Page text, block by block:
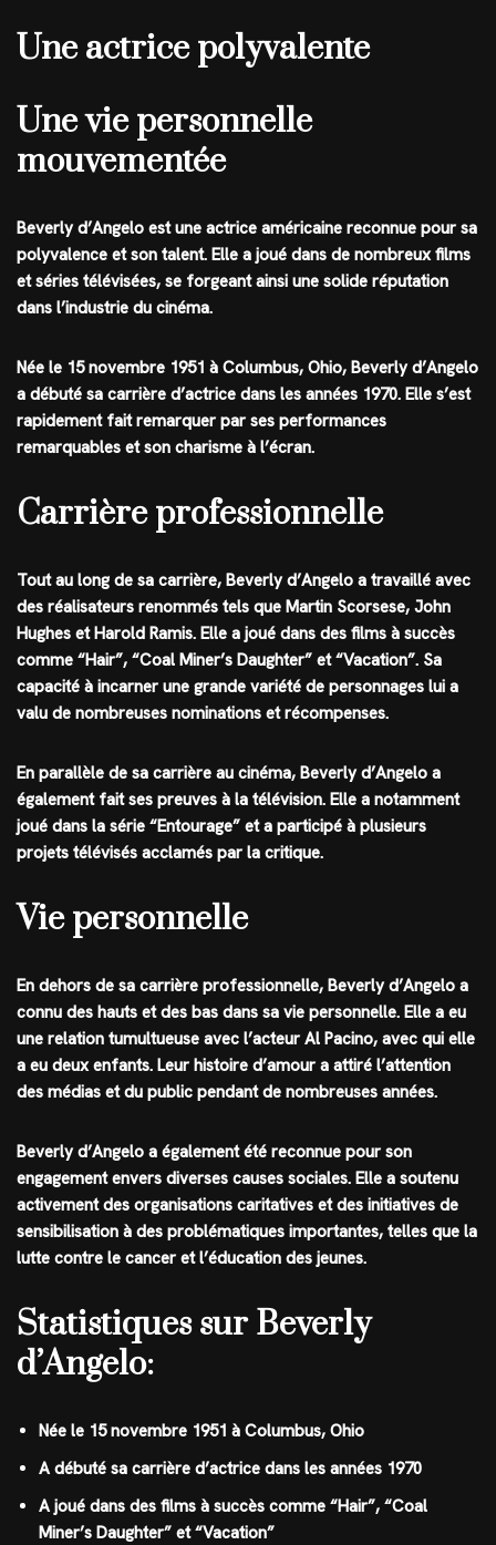
Une actrice polyvalente
Une vie personnelle
mouvementée
Beverly d’Angelo est une actrice américaine reconnue pour sa
polyvalence et son talent. Elle a joué dans de nombreux films
et séries télévisées, se forgeant ainsi une solide réputation
dans l’industrie du cinéma.
Née le 15 novembre 1951 à Columbus, Ohio, Beverly d’Angelo
a débuté sa carrière d’actrice dans les années 1970. Elle s’est
rapidement fait remarquer par ses performances
remarquables et son charisme à l’écran.
Carrière professionnelle
Tout au long de sa carrière, Beverly d’Angelo a travaillé avec
des réalisateurs renommés tels que Martin Scorsese, John
Hughes et Harold Ramis. Elle a joué dans des films à succès
comme “Hair”, “Coal Miner’s Daughter” et “Vacation”. Sa
capacité à incarner une grande variété de personnages lui a
valu de nombreuses nominations et récompenses.
En parallèle de sa carrière au cinéma, Beverly d’Angelo a
également fait ses preuves à la télévision. Elle a notamment
joué dans la série “Entourage” et a participé à plusieurs
projets télévisés acclamés par la critique.
Vie personnelle
En dehors de sa carrière professionnelle, Beverly d’Angelo a
connu des hauts et des bas dans sa vie personnelle. Elle a eu
une relation tumultueuse avec l’acteur Al Pacino, avec qui elle
a eu deux enfants. Leur histoire d’amour a attiré l’attention
des médias et du public pendant de nombreuses années.
Beverly d’Angelo a également été reconnue pour son
engagement envers diverses causes sociales. Elle a soutenu
activement des organisations caritatives et des initiatives de
sensibilisation à des problématiques importantes, telles que la
lutte contre le cancer et l’éducation des jeunes.
Statistiques sur Beverly
d’Angelo:
Née le 15 novembre 1951 à Columbus, Ohio
A débuté sa carrière d’actrice dans les années 1970
A joué dans des films à succès comme “Hair”, “Coal
Miner’s Daughter” et “Vacation”